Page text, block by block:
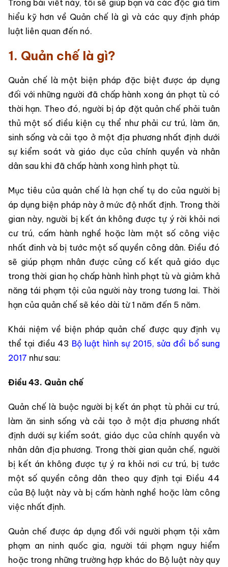
Trong bài viết này, tôi sẽ giúp bạn và các độc giả tìm
hiểu kỹ hơn về Quản chế là gì và các quy định pháp
luật liên quan đến nó.
1. Quản chế là gì?
Quản chế là một biện pháp đặc biệt được áp dụng
đối với những người đã chấp hành xong án phạt tù có
thời hạn. Theo đó, người bị áp đặt quản chế phải tuân
thủ một số điều kiện cụ thể như phải cư trú, làm ăn,
sinh sống và cải tạo ở một địa phương nhất định dưới
sự kiểm soát và giáo dục của chính quyền và nhân
dân sau khi đã chấp hành xong hình phạt tù.
Mục tiêu của quản chế là hạn chế tụ do của người bị
áp dụng biện pháp này ở mức độ nhất định. Trong thời
gian này, người bị kết án không được tự ý rời khỏi nơi
cư trú, cấm hành nghề hoặc làm một số công việc
nhất đinh và bị tước một số quyền công dân. Điều đó
sẽ giúp phạm nhân được củng cố kết quả giáo dục
trong thời gian họ chấp hành hình phạt tù và giảm khả
năng tái phạm tội của người này trong tương lai. Thời
hạn của quản chế sẽ kéo dài từ 1 năm đến 5 năm.
Khái niệm về biện pháp quản chế được quy định vụ
thể tại điều 43 Bộ luật hình sự 2015, sửa đổi bổ sung
2017 như sau:
Điều 43. Quản chế
Quản chế là buộc người bị kết án phạt tù phải cư trú,
làm ăn sinh sống và cải tạo ở một địa phương nhất
định dưới sự kiểm soát, giáo dục của chính quyền và
nhân dân địa phương. Trong thời gian quản chế, người
bị kết án không được tự ý ra khỏi nơi cư trú, bị tước
một số quyền công dân theo quy định tại Điều 44
của Bộ luật này và bị cấm hành nghề hoặc làm công
việc nhất định.
Quản chế được áp dụng đối với người phạm tội xâm
phạm an ninh quốc gia, người tái phạm nguy hiểm
hoặc trong những trường hợp khác do Bộ luật này quy